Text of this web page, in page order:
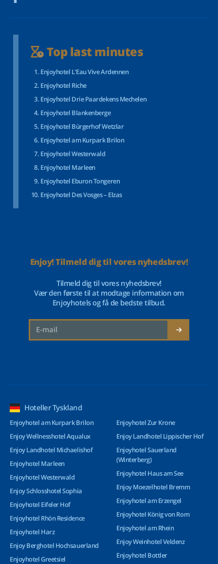
Top last minutes
Enjoyhotel L’Eau Vive Ardennen
Enjoyhotel Riche
Enjoyhotel Drie Paardekens Mechelen
Enjoyhotel Blankenberge
Enjoyhotel Bürgerhof Wetzlar
Enjoyhotel am Kurpark Brilon
Enjoyhotel Westerwald
Enjoyhotel Marleen
Enjoyhotel Eburon Tongeren
Enjoyhotel Des Vosges – Elzas
Enjoy! Tilmeld dig til vores nyhedsbrev!
Tilmeld dig til vores nyhedsbrev!
Vær den første til at modtage information om
Enjoyhotels og få de bedste tilbud.
Hoteller Tyskland
Enjoyhotel am Kurpark Brilon
Enjoy Wellnesshotel Aqualux
Enjoy Landhotel Michaelishof
Enjoyhotel Marleen
Enjoyhotel Westerwald
Enjoy Schlosshotel Sophia
Enjoyhotel Eifeler Hof
Enjoyhotel Rhön Residence
Enjoyhotel Harz
Enjoy Berghotel Hochsauerland
Enjoyhotel Greetsiel
Enjoyhotel Zur Krone
Enjoy Landhotel Lippischer Hof
Enjoyhotel Sauerland
(Winterberg)
Enjoyhotel Haus am See
Enjoy Moezelhotel Bremm
Enjoyhotel am Erzengel
Enjoyhotel König von Rom
Enjoyhotel am Rhein
Enjoy Weinhotel Veldenz
Enjoyhotel Bottler